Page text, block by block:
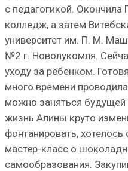
с педагогикой. Окончила
колледж, а затем
университет им. П. М.
№2 г. Новолукомля.
уходу за ребенком.
много времени
можно заняться
жизнь Алины круто
фонтанировать,
мастер-класс о
самообразования.